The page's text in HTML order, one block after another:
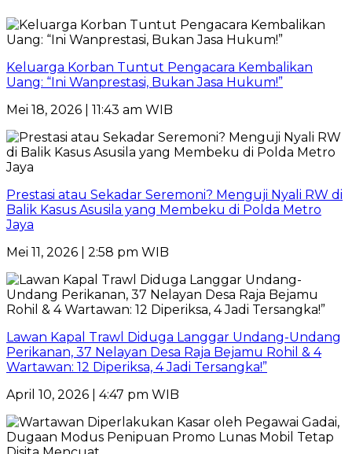
Keluarga Korban Tuntut Pengacara Kembalikan
Uang: “Ini Wanprestasi, Bukan Jasa Hukum!”
Mei 18, 2026 | 11:43 am WIB
Prestasi atau Sekadar Seremoni? Menguji Nyali RW di
Balik Kasus Asusila yang Membeku di Polda Metro
Jaya
Mei 11, 2026 | 2:58 pm WIB
Lawan Kapal Trawl Diduga Langgar Undang-Undang
Perikanan, 37 Nelayan Desa Raja Bejamu Rohil & 4
Wartawan: 12 Diperiksa, 4 Jadi Tersangka!”
April 10, 2026 | 4:47 pm WIB